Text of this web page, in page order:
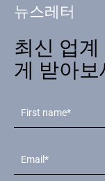
뉴스레터
최신 업
게 받아보